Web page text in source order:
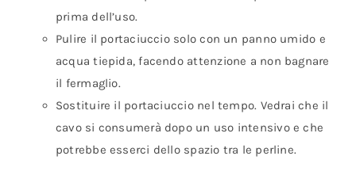
prima dell’uso.
Pulire il portaciuccio solo con un panno umido e
acqua tiepida, facendo attenzione a non bagnare
il fermaglio.
Sostituire il portaciuccio nel tempo. Vedrai che il
cavo si consumerà dopo un uso intensivo e che
potrebbe esserci dello spazio tra le perline.